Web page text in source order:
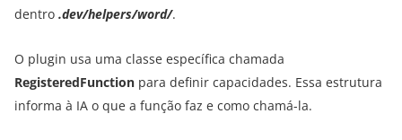
dentro .dev/helpers/word/.
O plugin usa uma classe específica chamada
RegisteredFunction para definir capacidades. Essa estrutura
informa à IA o que a função faz e como chamá-la.